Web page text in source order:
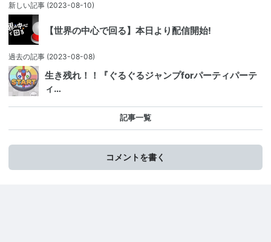
新しい記事 (2023-08-10)
【世界の中心で回る】本日より配信開始!
過去の記事 (2023-08-08)
生き残れ！！『ぐるぐるジャンプforパーティパーテ
ィ…
記事一覧
コメントを書く